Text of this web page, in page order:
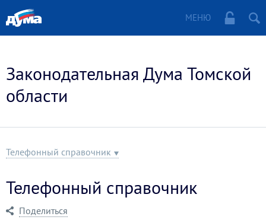
МЕНЮ
Законодательная Дума Томской
области
Телефонный справочник
Телефонный справочник
Поделиться